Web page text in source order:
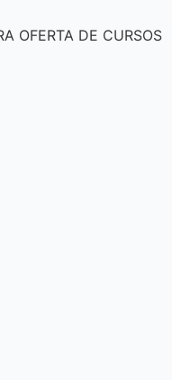
OFERTA DE CURSOS